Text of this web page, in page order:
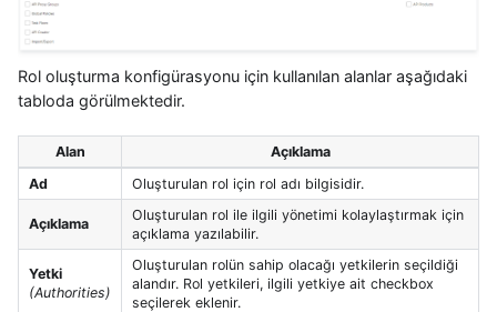
Rol oluşturma konfigürasyonu için kullanılan alanlar aşağıdaki
tabloda görülmektedir.
Alan
Açıklama
Ad
Oluşturulan rol için rol adı bilgisidir.
Açıklama
Oluşturulan rol ile ilgili yönetimi kolaylaştırmak için
açıklama yazılabilir.
Yetki
(Authorities)
Oluşturulan rolün sahip olacağı yetkilerin seçildiği
alandır. Rol yetkileri, ilgili yetkiye ait checkbox
seçilerek eklenir.